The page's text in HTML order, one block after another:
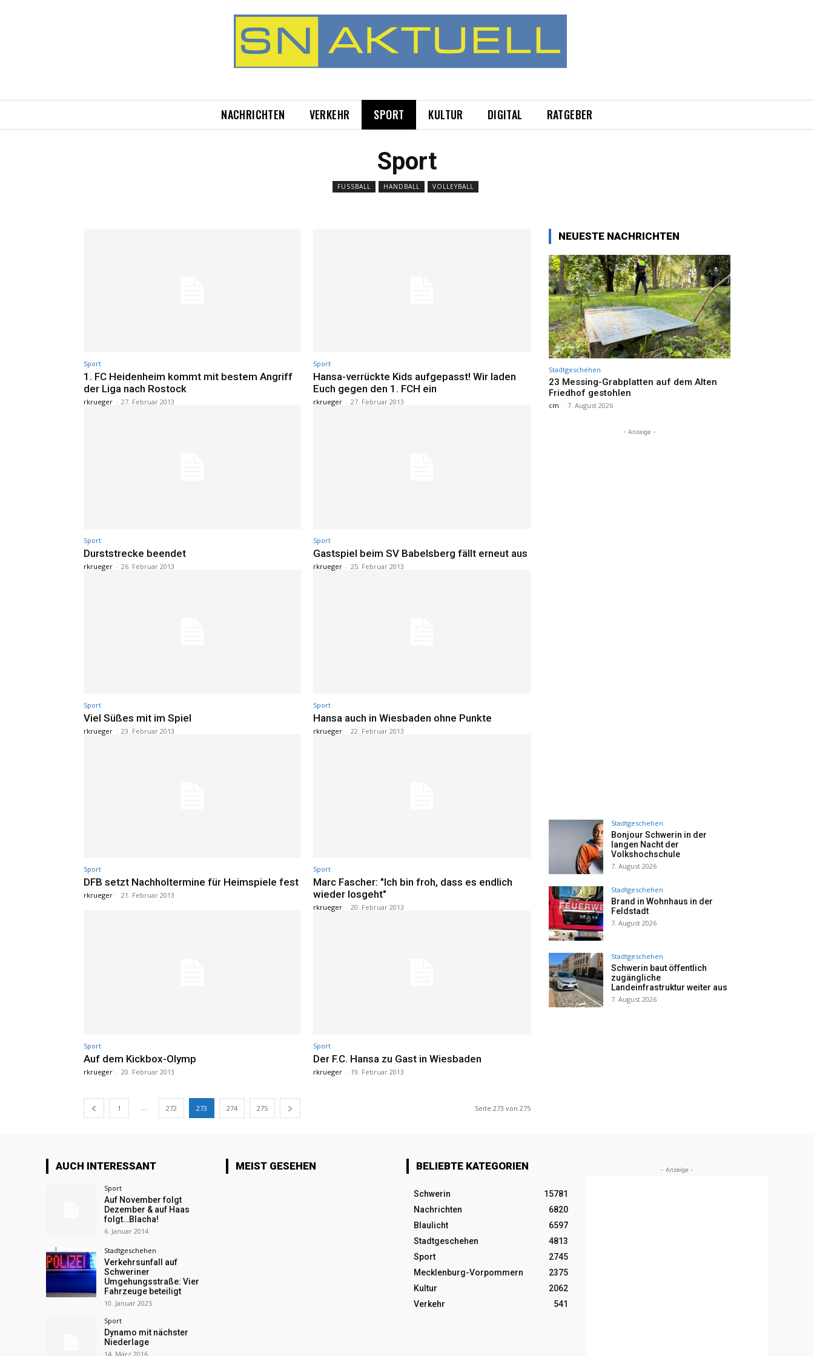
NACHRICHTEN VERKEHR SPORT KULTUR DIGITAL RATGEBER
Sport
FUSSBALL HANDBALL VOLLEYBALL
Sport
1. FC Heidenheim kommt mit bestem Angriff
der Liga nach Rostock
rkrueger - 27. Februar 2013
Sport
Hansa-verrückte Kids aufgepasst! Wir laden
Euch gegen den 1. FCH ein
rkrueger - 27. Februar 2013
Sport
Durststrecke beendet
rkrueger - 26. Februar 2013
Sport
Gastspiel beim SV Babelsberg fällt erneut aus
rkrueger - 25. Februar 2013
Sport
Viel Süßes mit im Spiel
rkrueger - 23. Februar 2013
Sport
Hansa auch in Wiesbaden ohne Punkte
rkrueger - 22. Februar 2013
Sport
DFB setzt Nachholtermine für Heimspiele fest
rkrueger - 21. Februar 2013
Sport
Marc Fascher: "Ich bin froh, dass es endlich
wieder losgeht"
rkrueger - 20. Februar 2013
Sport
Auf dem Kickbox-Olymp
rkrueger - 20. Februar 2013
Sport
Der F.C. Hansa zu Gast in Wiesbaden
rkrueger - 19. Februar 2013
1 272 273 274 275 Seite 273 von 275
NEUESTE NACHRICHTEN
Stadtgeschehen
23 Messing-Grabplatten auf dem Alten
Friedhof gestohlen
cm - 7. August 2026
- Anzeige -
Stadtgeschehen
Bonjour Schwerin in der
langen Nacht der
Volkshochschule
7. August 2026
Stadtgeschehen
Brand in Wohnhaus in der
Feldstadt
7. August 2026
Stadtgeschehen
Schwerin baut öffentlich
zugängliche
Landeinfrastruktur weiter aus
7. August 2026
AUCH INTERESSANT
Sport
Auf November folgt
Dezember & auf Haas
folgt…Blacha!
6. Januar 2014
Stadtgeschehen
Verkehrsunfall auf
Schweriner
Umgehungsstraße: Vier
Fahrzeuge beteiligt
10. Januar 2025
Sport
Dynamo mit nächster
Niederlage
14. März 2016
MEIST GESEHEN BELIEBTE KATEGORIEN
Schwerin
15781
Nachrichten
6820
Blaulicht
6597
Stadtgeschehen
4813
Sport
2745
Mecklenburg-Vorpommern
2375
Kultur
2062
Verkehr
541
- Anzeige -